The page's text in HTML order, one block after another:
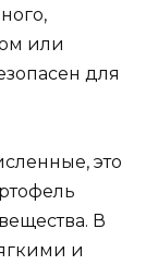
или
для
это
В
и